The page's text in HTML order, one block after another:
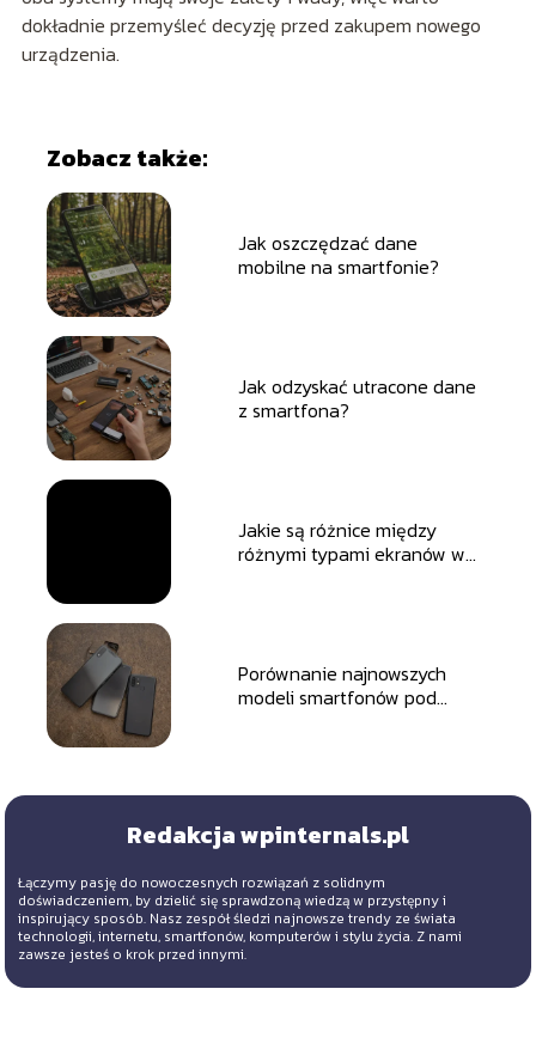
dokładnie przemyśleć decyzję przed zakupem nowego
urządzenia.
Zobacz także:
Jak oszczędzać dane
mobilne na smartfonie?
Jak odzyskać utracone dane
z smartfona?
Jakie są różnice między
różnymi typami ekranów w
Porównanie najnowszych
modeli smartfonów pod
Redakcja wpinternals.pl
Łączymy pasję do nowoczesnych rozwiązań z solidnym
doświadczeniem, by dzielić się sprawdzoną wiedzą w przystępny i
inspirujący sposób. Nasz zespół śledzi najnowsze trendy ze świata
technologii, internetu, smartfonów, komputerów i stylu życia. Z nami
zawsze jesteś o krok przed innymi.